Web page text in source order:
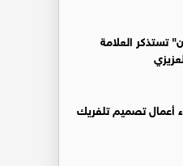
تستذكر العلامة
أعمال تصميم تلفريك